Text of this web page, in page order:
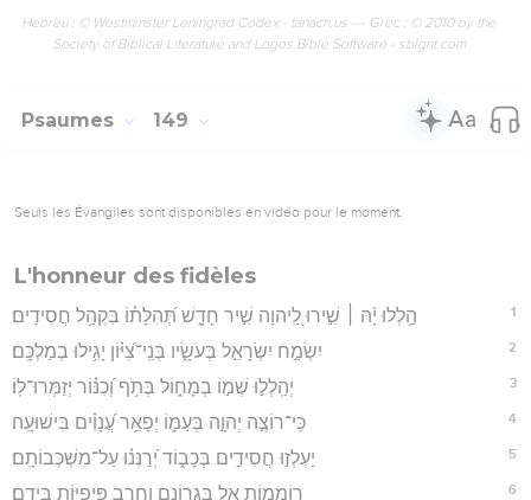
Hébreu : © Westminster Leningrad Codex - tanach.us --- Grec : © 2010 by the
Society of Biblical Literature and Logos Bible Software - sblgnt.com
Psaumes 149
Seuls les Évangiles sont disponibles en vidéo pour le moment.
L'honneur des fidèles
1 הַ֥לְלוּ יָ֨הּ ׀ שִׁ֣ירוּ לַֽ֭יהוָה שִׁ֣יר חָדָ֑שׁ תְּ֝הִלָּת֗וֹ בִּקְהַ֥ל חֲסִידִֽים׃
2 יִשְׂמַ֣ח יִשְׂרָאֵ֣ל בְּעֹשָׂ֑יו בְּנֵֽי־צִ֝יּ֗וֹן יָגִ֥ילוּ בְמַלְכָּֽם׃
3 יְהַֽלְל֣וּ שְׁמ֣וֹ בְמָח֑וֹל בְּתֹ֥ף וְ֝כִנּ֗וֹר יְזַמְּרוּ־לֽוֹ׃
4 כִּֽי־רוֹצֶ֣ה יְהוָ֣ה בְּעַמּ֑וֹ יְפָאֵ֥ר עֲ֝נָוִ֗ים בִּישׁוּעָֽה׃
5 יַעְלְז֣וּ חֲסִידִ֣ים בְּכָב֑וֹד יְ֝רַנְּנ֗וּ עַל־מִשְׁכְּבוֹתָֽם׃
6 רוֹמְמ֣וֹת אֵ֭ל בִּגְרוֹנָ֑ם וְחֶ֖רֶב פִּֽיפִיּ֣וֹת בְּיָדָֽם׃